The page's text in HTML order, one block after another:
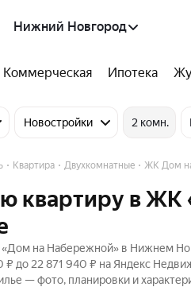
Нижний Новгород
Коммерческая Ипотека
Новостройки 2 комн.
Квартира Двухкомнатные ЖК Дом
квартиру в
на Набережной» в Нижнем
₽ до 22 871 940 ₽ на Яндекс
— фото, планировки и